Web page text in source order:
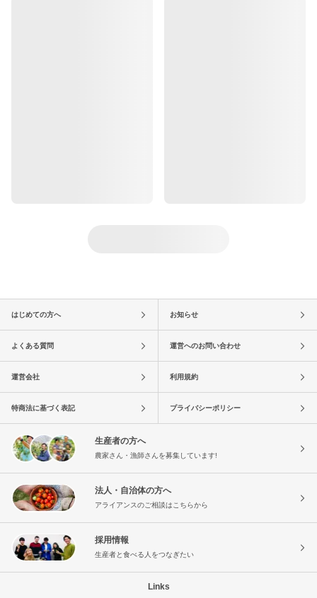
はじめての方へ お知らせ
よくある質問 運営へのお問い合わせ
運営会社 利用規約
特商法に基づく表記 プライバシーポリシー
生産者の方へ
農家さん・漁師さんを募集しています!
法人・自治体の方へ
アライアンスのご相談はこちらから
採用情報
生産者と食べる人をつなぎたい
Links